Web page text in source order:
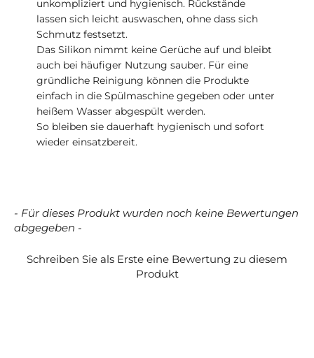
unkompliziert und hygienisch. Rückstände
lassen sich leicht auswaschen, ohne dass sich
Schmutz festsetzt.
Das Silikon nimmt keine Gerüche auf und bleibt
auch bei häufiger Nutzung sauber. Für eine
gründliche Reinigung können die Produkte
einfach in die Spülmaschine gegeben oder unter
heißem Wasser abgespült werden.
So bleiben sie dauerhaft hygienisch und sofort
wieder einsatzbereit.
- Für dieses Produkt wurden noch keine Bewertungen
abgegeben -
Schreiben Sie als Erste eine Bewertung zu diesem
Produkt
New content loaded